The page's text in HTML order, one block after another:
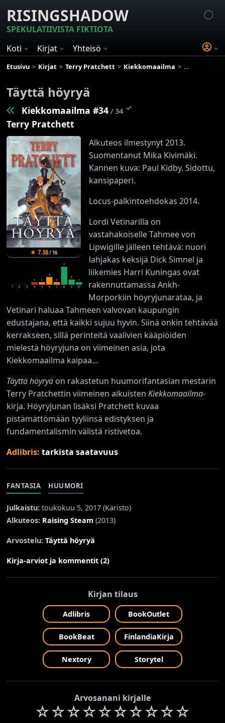
RISINGSHADOW
SPEKULATIIVISTA FIKTIOTA
Koti
Kirjat Yhteisö
Etusivu Kirjat Terry Pratchett Kiekkomaailma Täyttä höyryä
Täyttä höyryä
Kiekkomaailma #34 / 34 ✓
Terry Pratchett
★7.38/16
1 2 3
1
4
1
5
3
6
1
7
7
8
2
9
1
10
Alkuteos ilmestynyt 2013.
Suomentanut Mika Kivimäki.
Kannen kuva: Paul Kidby. Sidottu,
kansipaperi.
Locus-palkintoehdokas 2014.
Lordi Vetinarilla on
vastahakoiselle Tahmee von
Lipwigille jälleen tehtävä: nuori
lahjakas keksijä Dick Simnel ja
liikemies Harri Kuningas ovat
rakennuttamassa Ankh-
Morporkiin höyryjunarataa, ja
Vetinari haluaa Tahmeen valvovan kaupungin
edustajana, että kaikki sujuu hyvin. Siinä onkin tehtävää
kerrakseen, sillä perinteitä vaalivien kääpiöiden
mielestä höyryjuna on viimeinen asia, jota
Kiekkomaailma kaipaa...
Täyttä höyryä on rakastetun huumorifantasian mestarin
Terry Pratchettin viimeinen aikuistenKiekkomaailma-
kirja. Höyryjunan lisäksi Pratchett kuvaa
pistämättömään tyyliinsä edistyksen ja
fundamentalismin välistä ristivetoa.
Adlibris:tarkista saatavuus
FANTASIA HUUMORI
Julkaistu: toukokuu 5, 2017 (Karisto)
Alkuteos: Raising Steam (2013)
Arvostelu:Täyttä höyryä
Kirja-arviot ja kommentit (2)
Kirjan tilaus
Adlibris BookOutlet
BookBeat FinlandiaKirja
Nextory Storytel
Arvosanani kirjalle
☆☆☆☆☆☆☆☆☆☆